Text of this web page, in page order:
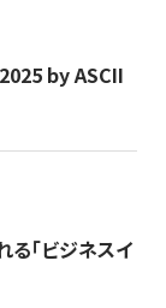
by ASCII
る「ビジネスイ